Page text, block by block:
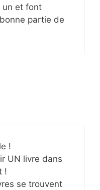
un et font
partie de
!
UN livre dans
!
se trouvent